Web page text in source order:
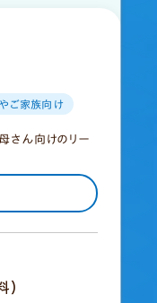
ご家族向け
さん向けのリー